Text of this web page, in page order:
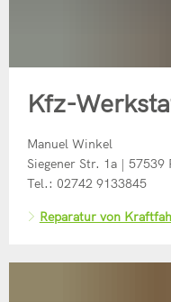
Kfz-
Manuel Winkel
Siegener Str. 1a | 57539
Tel.: 02742 9133845
Reparatur von